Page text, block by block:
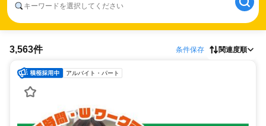
キーワードを選択してください
3,563件 条件保存 関連度順
アルバイト・パート